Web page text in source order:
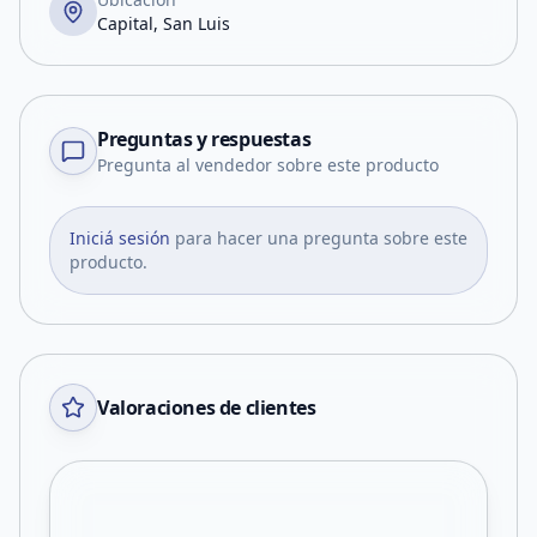
Capital, San Luis
Preguntas y respuestas
Pregunta al vendedor sobre este producto
Iniciá sesión para hacer una pregunta sobre este
producto.
Valoraciones de clientes